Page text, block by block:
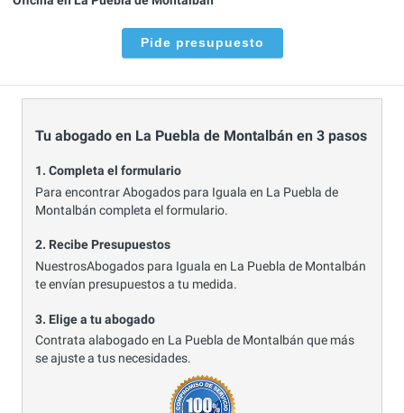
Pide presupuesto
Tu abogado en La Puebla de Montalbán en 3 pasos
1. Completa el formulario
Para encontrar Abogados para Iguala en La Puebla de
Montalbán completa el formulario.
2. Recibe Presupuestos
NuestrosAbogados para Iguala en La Puebla de Montalbán
te envían presupuestos a tu medida.
3. Elige a tu abogado
Contrata alabogado en La Puebla de Montalbán que más
se ajuste a tus necesidades.